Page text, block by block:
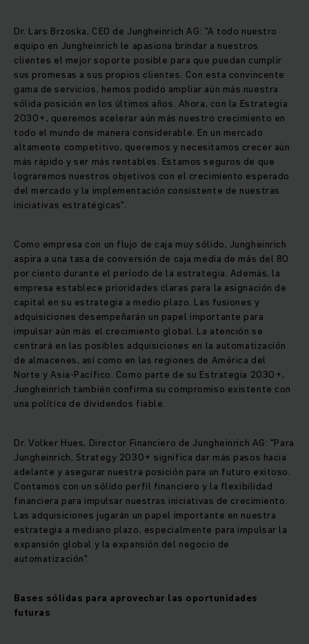
Dr. Lars Brzoska, CEO de Jungheinrich AG: "A todo nuestro
equipo en Jungheinrich le apasiona brindar a nuestros
clientes el mejor soporte posible para que puedan cumplir
sus promesas a sus propios clientes. Con esta convincente
gama de servicios, hemos podido ampliar aún más nuestra
sólida posición en los últimos años. Ahora, con la Estrategia
2030+, queremos acelerar aún más nuestro crecimiento en
todo el mundo de manera considerable. En un mercado
altamente competitivo, queremos y necesitamos crecer aún
más rápido y ser más rentables. Estamos seguros de que
lograremos nuestros objetivos con el crecimiento esperado
del mercado y la implementación consistente de nuestras
iniciativas estratégicas".
Como empresa con un flujo de caja muy sólido, Jungheinrich
aspira a una tasa de conversión de caja media de más del 80
por ciento durante el período de la estrategia. Además, la
empresa establece prioridades claras para la asignación de
capital en su estrategia a medio plazo. Las fusiones y
adquisiciones desempeñarán un papel importante para
impulsar aún más el crecimiento global. La atención se
centrará en las posibles adquisiciones en la automatización
de almacenes, así como en las regiones de América del
Norte y Asia-Pacífico. Como parte de su Estrategia 2030+,
Jungheinrich también confirma su compromiso existente con
una política de dividendos fiable.
Dr. Volker Hues, Director Financiero de Jungheinrich AG: "Para
Jungheinrich, Strategy 2030+ significa dar más pasos hacia
adelante y asegurar nuestra posición para un futuro exitoso.
Contamos con un sólido perfil financiero y la flexibilidad
financiera para impulsar nuestras iniciativas de crecimiento.
Las adquisiciones jugarán un papel importante en nuestra
estrategia a mediano plazo, especialmente para impulsar la
expansión global y la expansión del negocio de
automatización".
Bases sólidas para aprovechar las oportunidades
futuras